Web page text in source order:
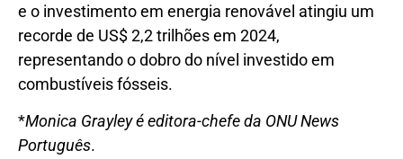
e o investimento em energia renovável atingiu um
recorde de US$ 2,2 trilhões em 2024,
representando o dobro do nível investido em
combustíveis fósseis.
*Monica Grayley é editora-chefe da ONU News
Português.